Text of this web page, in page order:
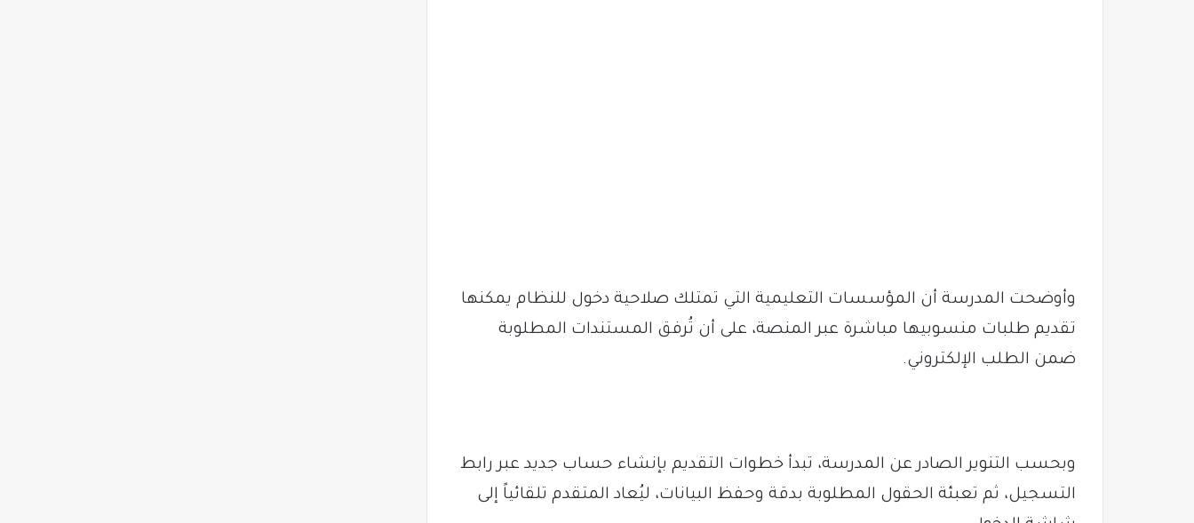
وأوضحت المدرسة أن المؤسسات التعليمية التي تمتلك صلاحية دخول للنظام يمكنها
تقديم طلبات منسوبيها مباشرة عبر المنصة، على أن تُرفق المستندات المطلوبة
ضمن الطلب الإلكتروني.
وبحسب التنوير الصادر عن المدرسة، تبدأ خطوات التقديم بإنشاء حساب جديد عبر رابط
التسجيل، ثم تعبئة الحقول المطلوبة بدقة وحفظ البيانات، ليُعاد المتقدم تلقائياً إلى